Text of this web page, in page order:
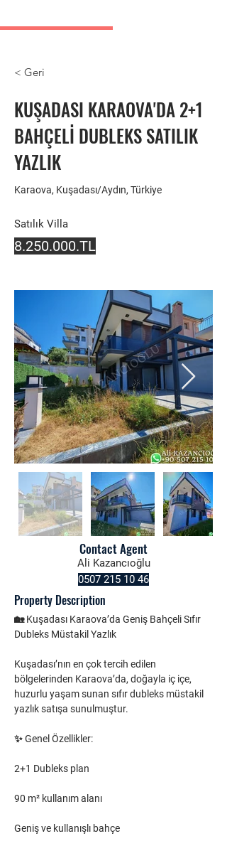
< Geri
KUŞADASI KARAOVA'DA 2+1
BAHÇELİ DUBLEKS SATILIK
YAZLIK
Karaova, Kuşadası/Aydın, Türkiye
Satılık Villa
8.250.000.TL
Ali Kazancıoğlu
0507 215 10 46
Property Description
🏡 Kuşadası Karaova’da Geniş Bahçeli Sıfır
Dubleks Müstakil Yazlık
Kuşadası’nın en çok tercih edilen
bölgelerinden Karaova’da, doğayla iç içe,
huzurlu yaşam sunan sıfır dubleks müstakil
yazlık satışa sunulmuştur.
✨ Genel Özellikler:
2+1 Dubleks plan
90 m² kullanım alanı
Geniş ve kullanışlı bahçe
Contact Agent